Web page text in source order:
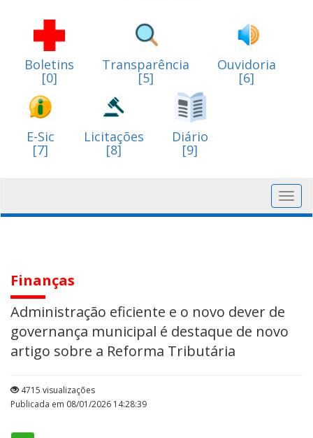
Boletins
[0]
Transparência
[5]
Ouvidoria
[6]
E-Sic
[7]
Licitações
[8]
Diário
[9]
Finanças
Administração eficiente e o novo dever de
governança municipal é destaque de novo
artigo sobre a Reforma Tributária
4715 visualizações
Publicada em 08/01/2026 14:28:39